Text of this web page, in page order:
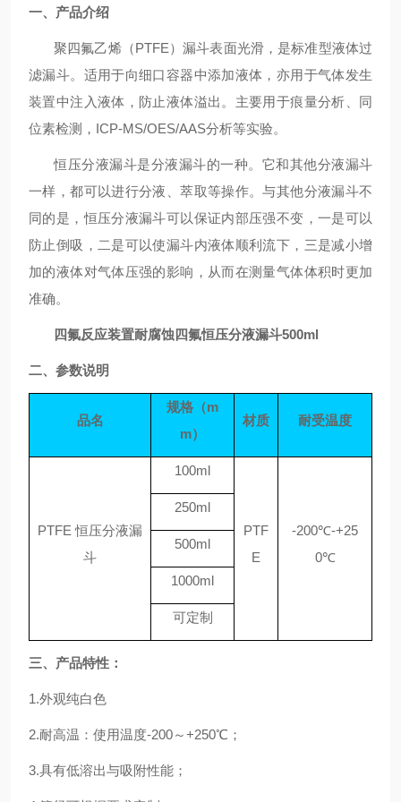
一、产品介绍
聚四氟乙烯（PTFE）漏斗表面光滑，是标准型液体过
滤漏斗。适用于向细口容器中添加液体，亦用于气体发生
装置中注入液体，防止液体溢出。主要用于痕量分析、同
位素检测，ICP-MS/OES/AAS分析等实验。
恒压分液漏斗是分液漏斗的一种。它和其他分液漏斗
一样，都可以进行分液 、萃取等操作。与其他分液漏斗不
同的是，恒压分液漏斗可以保证内部压强不变，一是可以
防止倒吸，二是可以使漏斗内液体顺利流下，三是减小增
加的液体对气体压强的影响，从而在测量气体体积时更加
准确。
四氟反应装置耐腐蚀四氟恒压分液漏斗500ml
二、参数说明
品名
规格（m
m）
材质 耐受温度
PTFE恒压分液漏
斗
100ml
PTF
E
-200℃-+25
0℃
250ml
500ml
1000ml
可定制
三、产品特性：
1.外观纯白色
2.耐高温：使用温度-200～+250℃；
3.具有低溶出与吸附性能；